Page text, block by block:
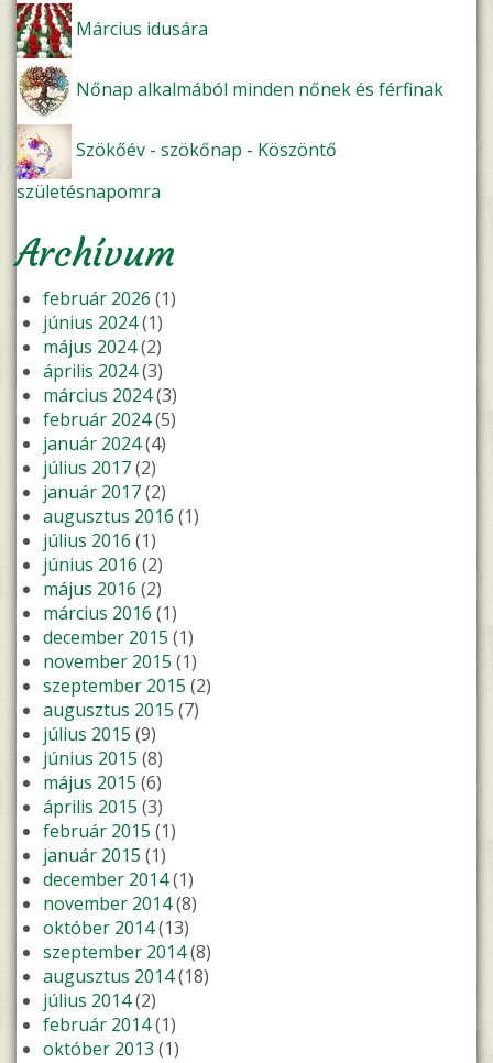
Március idusára
Nőnap alkalmából minden nőnek és férfinak
Szökőév - szökőnap - Köszöntő
születésnapomra
Archívum
február 2026 (1)
június 2024(1)
május 2024(2)
április 2024(3)
március 2024(3)
február 2024(5)
január 2024(4)
július 2017(2)
január 2017(2)
augusztus 2016 (1)
július 2016 (1)
június 2016 (2)
május 2016 (2)
március 2016 (1)
december 2015 (1)
november 2015 (1)
szeptember 2015 (2)
augusztus 2015 (7)
július 2015 (9)
június 2015 (8)
május 2015 (6)
április 2015 (3)
február 2015 (1)
január 2015 (1)
december 2014(1)
november 2014(8)
október 2014(13)
szeptember 2014(8)
augusztus 2014(18)
július 2014(2)
február 2014(1)
október 2013 (1)